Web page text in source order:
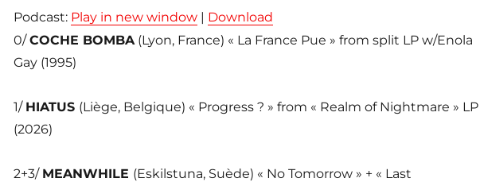
Podcast: Play in new window| Download
0/COCHE BOMBA(Lyon, France) « La France Pue » from split LP w/Enola
Gay (1995)
1/ HIATUS (Liège, Belgique) « Progress ? » from « Realm of Nightmare » LP
(2026)
2+3/ MEANWHILE (Eskilstuna, Suède) « No Tomorrow » + « Last